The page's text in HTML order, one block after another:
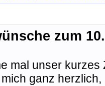
zum
mal unser
ganz